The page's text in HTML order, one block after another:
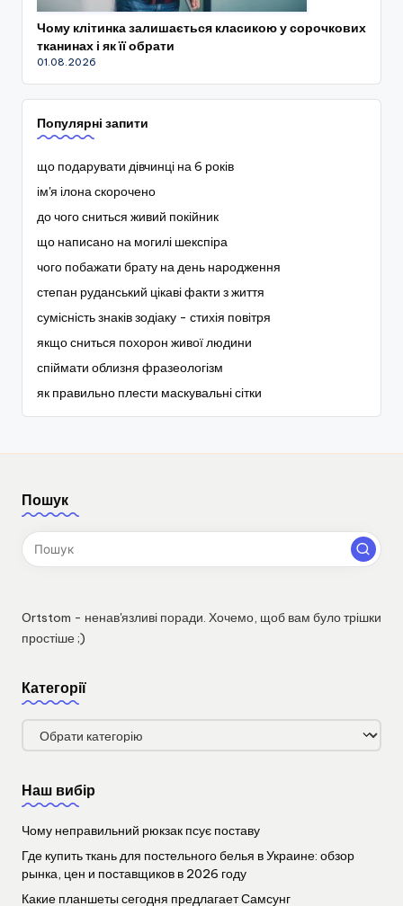
Чому клітинка залишається класикою у сорочкових
тканинах і як її обрати
01.08.2026
Популярні запити
що подарувати дівчинці на 6 років
ім'я ілона скорочено
до чого сниться живий покійник
що написано на могилі шекспіра
чого побажати брату на день народження
степан руданський цікаві факти з життя
сумісність знаків зодіаку - стихія повітря
якщо сниться похорон живої людини
спіймати облизня фразеологізм
як правильно плести маскувальні сітки
Пошук
Ortstom - ненав'язливі поради. Хочемо, щоб вам було трішки
простіше ;)
Категорії
Категорії
Наш вибір
Чому неправильний рюкзак псує поставу
Где купить ткань для постельного белья в Украине: обзор
рынка, цен и поставщиков в 2026 году
Какие планшеты сегодня предлагает Самсунг